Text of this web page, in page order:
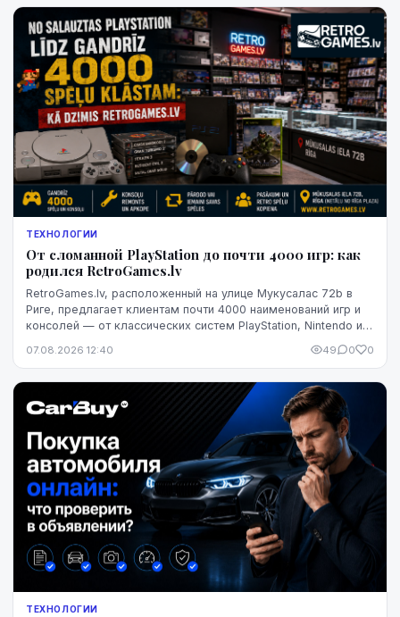
ТЕХНОЛОГИИ
От сломанной PlayStation до почти 4000 игр: как
родился RetroGames.lv
RetroGames.lv, расположенный на улице Мукусалас 72b в
Риге, предлагает клиентам почти 4000 наименований игр и
консолей — от классических систем PlayStation, Nintendo и
07.08.2026 12:40 49 0 0
ТЕХНОЛОГИИ